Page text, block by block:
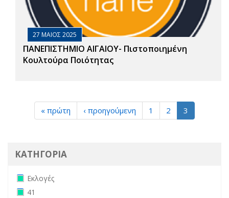
27 ΜΑΙΟΣ 2025
ΠΑΝΕΠΙΣΤΗΜΙΟ ΑΙΓΑΙΟΥ- Πιστοποιημένη
Κουλτούρα Ποιότητας
« πρώτη ‹ προηγούμενη 1 2 3
ΚΑΤΗΓΟΡΙΑ
Remove Εκλογές filter
Εκλογές
Remove 41 filter
41